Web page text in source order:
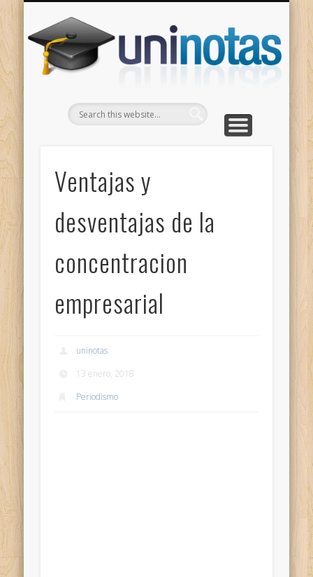
Ventajas y
desventajas de la
concentracion
empresarial
uninotas
13 enero, 2018
Periodismo